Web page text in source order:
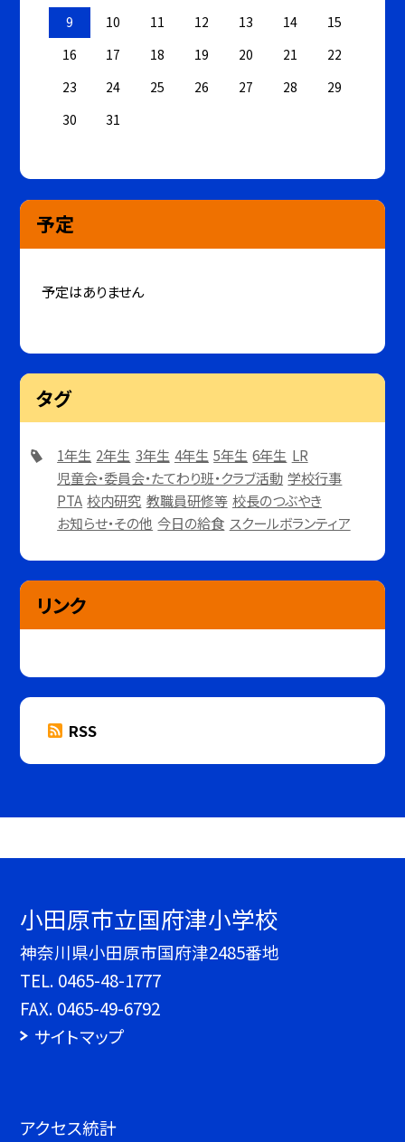
9
10 11 12 13 14
15
16
17 18 19 20 21
22
23
24 25 26 27 28
29
30
31
予定
予定はありません
タグ
1年生 2年生 3年生 4年生 5年生 6年生 LR
児童会・委員会・たてわり班・クラブ活動 学校行事
PTA 校内研究 教職員研修等 校長のつぶやき
お知らせ・その他 今日の給食 スクールボランティア
リンク
RSS
小田原市立国府津小学校
神奈川県小田原市国府津2485番地
TEL. 0465-48-1777
FAX. 0465-49-6792
サイトマップ
アクセス統計